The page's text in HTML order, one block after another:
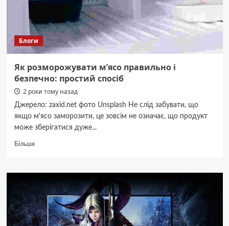
Блоги
Як розморожувати мʼясо правильно і
безпечно: простий спосіб
2 роки тому назад
Джерело: zaxid.net фото Unsplash Не слід забувати, що
якщо м'ясо заморозити, це зовсім не означає, що продукт
може зберігатися дуже...
БільшеДокладніше
розморожувати
правильно
і
безпечно:
простий